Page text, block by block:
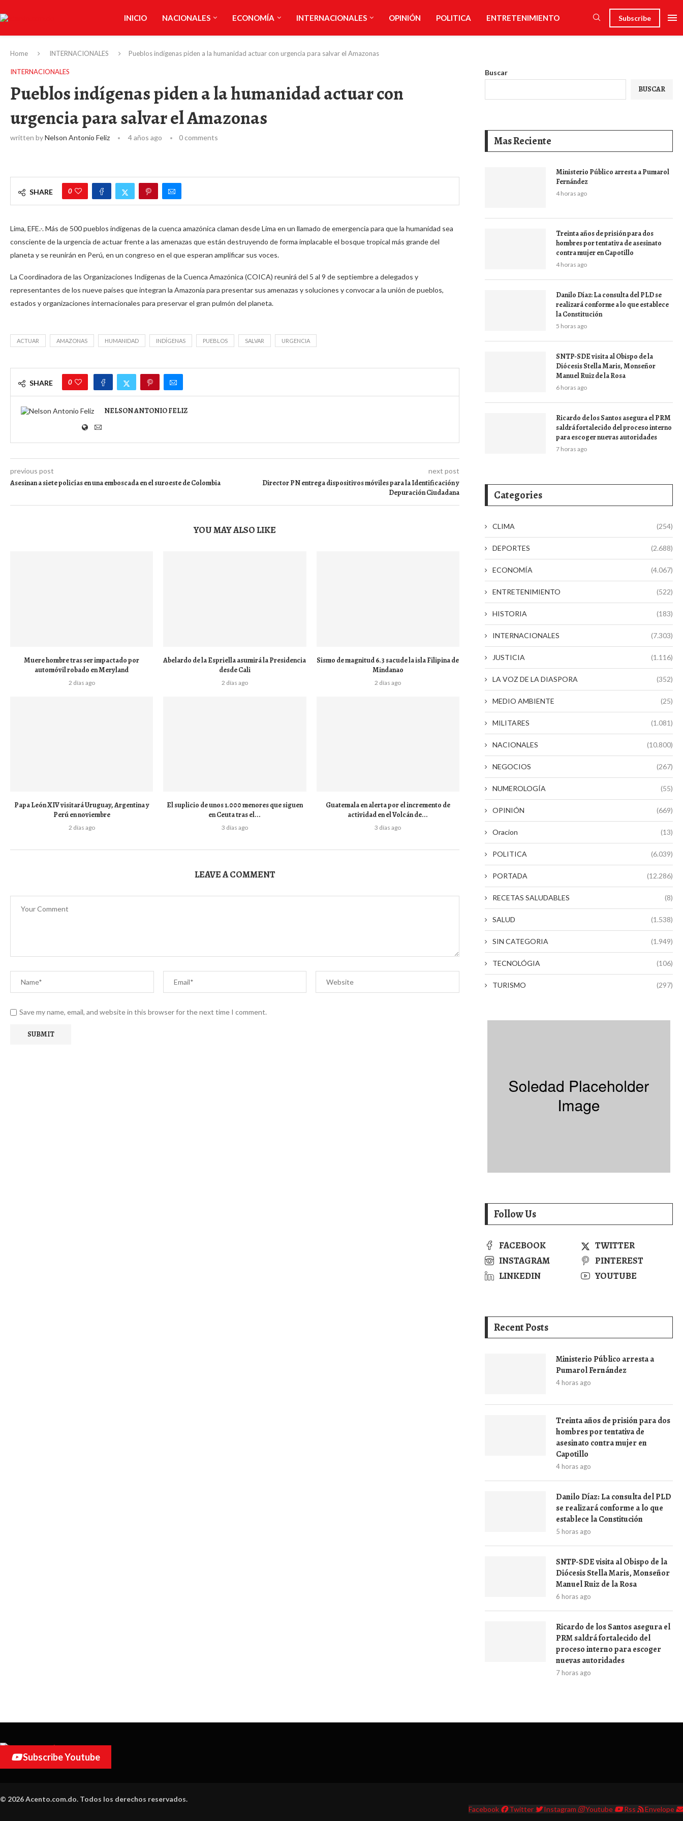
INICIO NACIONALES ECONOMÍA INTERNACIONALES OPINIÓN POLITICA ENTRETENIMIENTO Subscribe
Home INTERNACIONALES Pueblos indígenas piden a la humanidad actuar con urgencia para salvar el Amazonas
INTERNACIONALES
Pueblos indígenas piden a la humanidad actuar con
urgencia para salvar el Amazonas
written byNelson Antonio Feliz 4 años ago 0 comments
SHARE 0
Lima, EFE.-. Más de 500 pueblos indígenas de la cuenca amazónica claman desde Lima en un llamado de emergencia para que la humanidad sea
consciente de la urgencia de actuar frente a las amenazas que están destruyendo de forma implacable el bosque tropical más grande del
planeta y se reunirán en Perú, en un congreso en el que esperan amplificar sus voces.
La Coordinadora de las Organizaciones Indígenas de la Cuenca Amazónica (COICA) reunirá del 5 al 9 de septiembre a delegados y
representantes de los nueve países que integran la Amazonía para presentar sus amenazas y soluciones y convocar a la unión de pueblos,
estados y organizaciones internacionales para preservar el gran pulmón del planeta.
ACTUAR AMAZONAS HUMANIDAD INDÍGENAS PUEBLOS SALVAR URGENCIA
SHARE 0
NELSON ANTONIO FELIZ
previous post
Asesinan a siete policías en una emboscada en el suroeste de Colombia
next post
Director PN entrega dispositivos móviles para la Identificación y
Depuración Ciudadana
YOU MAY ALSO LIKE
Muere hombre tras ser impactado por
automóvil robado en Meryland
2 días ago
Abelardo de la Espriella asumirá la Presidencia
desde Cali
2 días ago
Sismo de magnitud 6.3 sacude la isla Filipina de
Mindanao
2 días ago
Papa León XIV visitará Uruguay, Argentina y
Perú en noviembre
2 días ago
El suplicio de unos 1.000 menores que siguen
en Ceuta tras el...
3 días ago
Guatemala en alerta por el incremento de
actividad en el Volcán de...
3 días ago
LEAVE A COMMENT
Save my name, email, and website in this browser for the next time I comment.
Buscar
BUSCAR
Mas Reciente
Ministerio Público arresta a Pumarol
Fernández
4 horas ago
Treinta años de prisión para dos
hombres por tentativa de asesinato
contra mujer en Capotillo
4 horas ago
Danilo Díaz: La consulta del PLD se
realizará conforme a lo que establece
la Constitución
5 horas ago
SNTP-SDE visita al Obispo de la
Diócesis Stella Maris, Monseñor
Manuel Ruiz de la Rosa
6 horas ago
Ricardo de los Santos asegura el PRM
saldrá fortalecido del proceso interno
para escoger nuevas autoridades
7 horas ago
Categories
CLIMA (254)
DEPORTES (2.688)
ECONOMÍA (4.067)
ENTRETENIMIENTO (522)
HISTORIA (183)
INTERNACIONALES (7.303)
JUSTICIA (1.116)
LA VOZ DE LA DIASPORA (352)
MEDIO AMBIENTE (25)
MILITARES (1.081)
NACIONALES (10.800)
NEGOCIOS (267)
NUMEROLOGÍA (55)
OPINIÓN (669)
Oracion (13)
POLITICA (6.039)
PORTADA (12.286)
RECETAS SALUDABLES (8)
SALUD (1.538)
SIN CATEGORIA (1.949)
TECNOLÓGIA (106)
TURISMO (297)
Follow Us
FACEBOOK
TWITTER
INSTAGRAM
PINTEREST
LINKEDIN
YOUTUBE
Recent Posts
Ministerio Público arresta a
Pumarol Fernández
4 horas ago
Treinta años de prisión para dos
hombres por tentativa de
asesinato contra mujer en
Capotillo
4 horas ago
Danilo Díaz: La consulta del PLD
se realizará conforme a lo que
establece la Constitución
5 horas ago
SNTP-SDE visita al Obispo de la
Diócesis Stella Maris, Monseñor
Manuel Ruiz de la Rosa
6 horas ago
Ricardo de los Santos asegura el
PRM saldrá fortalecido del
proceso interno para escoger
nuevas autoridades
7 horas ago
Subscribe Youtube
© 2026 Acento.com.do. Todos los derechos reservados.
Facebook
Twitter Instagram Youtube Rss Envelope